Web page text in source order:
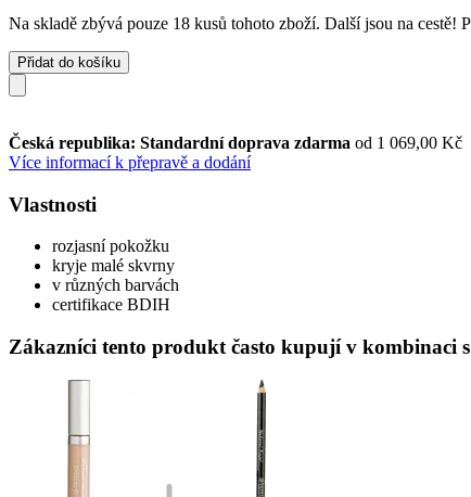
Na skladě zbývá pouze 18 kusů tohoto zboží. Další jsou na
Přidat do košíku
Česká republika: Standardní doprava zdarma od 1 069,00 Kč
Více informací k přepravě a dodání
Vlastnosti
rozjasní pokožku
kryje malé skvrny
v různých barvách
certifikace BDIH
Zákazníci tento produkt často kupují v kombinaci